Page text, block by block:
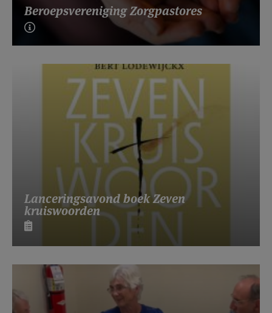
Beroepsvereniging Zorgpastores
Lanceringsavond boek Zeven
kruiswoorden